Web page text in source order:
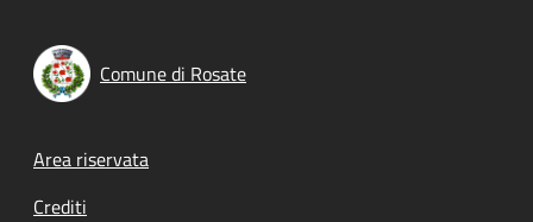
Comune di Rosate
Footer menu
Area riservata
Crediti